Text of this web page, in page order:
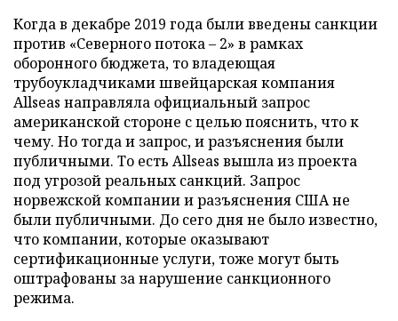
Когда в декабре 2019 года были введены санкции
против «Северного потока – 2» в рамках
оборонного бюджета, то владеющая
трубоукладчиками швейцарская компания
Allseas направляла официальный запрос
американской стороне с целью пояснить, что к
чему. Но тогда и запрос, и разъяснения были
публичными. То есть Allseas вышла из проекта
под угрозой реальных санкций. Запрос
норвежской компании и разъяснения США не
были публичными. До сего дня не было известно,
что компании, которые оказывают
сертификационные услуги, тоже могут быть
оштрафованы за нарушение санкционного
режима.